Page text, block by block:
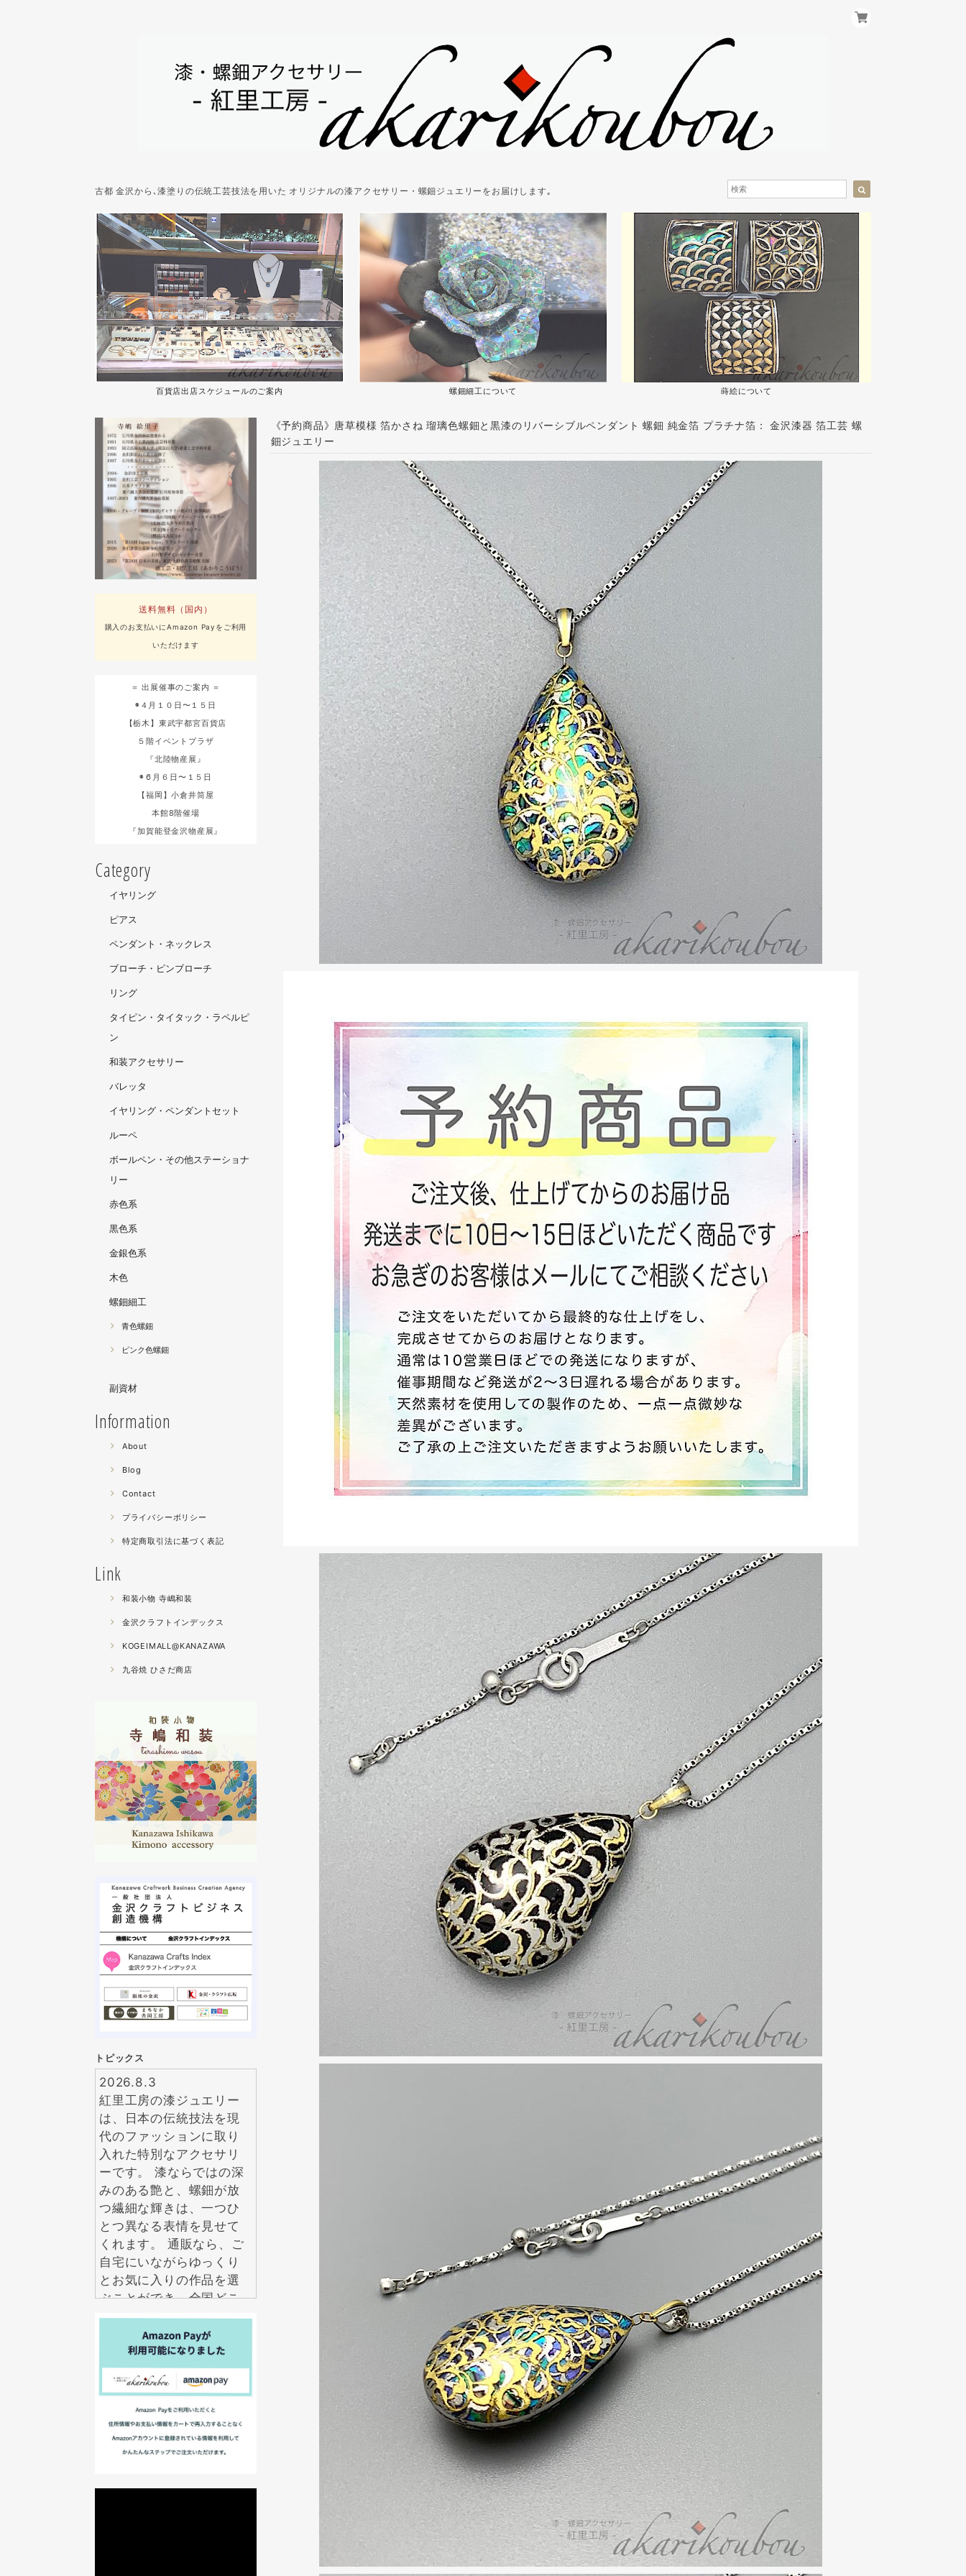
古都 金沢から､漆塗りの伝統工芸技法を用いた オリジナルの漆アクセサリー・螺鈿ジュエリーをお届けします｡
百貨店出店スケジュールのご案内 螺鈿細工について 蒔絵について
送料無料（国内）
購入のお支払いにAmazon Payをご利用
いただけます
＝ 出展催事のご案内 ＝
◉４月１０日〜１５日
【栃木】東武宇都宮百貨店
５階イベントプラザ
『北陸物産展』
◉６月６日〜１５日
【福岡】小倉井筒屋
本館8階催場
『加賀能登金沢物産展』
Category
イヤリング
ピアス
ペンダント・ネックレス
ブローチ・ピンブローチ
リング
タイピン・タイタック・ラペルピ
ン
和装アクセサリー
バレッタ
イヤリング・ペンダントセット
ルーペ
ボールペン・その他ステーショナ
リー
赤色系
黒色系
金銀色系
木色
螺鈿細工
青色螺鈿
ピンク色螺鈿
副資材
Information
About
Blog
Contact
プライバシーポリシー
特定商取引法に基づく表記
Link
和装小物 寺嶋和装
金沢クラフトインデックス
KOGEIMALL@KANAZAWA
九谷焼 ひさだ商店
トピックス
2026.8.3
紅里工房の漆ジュエリー
は、日本の伝統技法を現
代のファッションに取り
入れた特別なアクセサリ
ーです。 漆ならではの深
みのある艶と、螺鈿が放
つ繊細な輝きは、一つひ
とつ異なる表情を見せて
くれます。 通販なら、ご
自宅にいながらゆっくり
とお気に入りの作品を選
ぶことができ、全国どこ
からでも気軽にお求めい
ただけます。
2026.7.29
アクセサリーは数多くあ
りますが、本当に長く大
切にしたいと思えるもの
は意外と多くありませ
《予約商品》唐草模様 箔かさね 瑠璃色螺鈿と黒漆のリバーシブルペンダント 螺鈿 純金箔 プラチナ箔： 金沢漆器 箔工芸 螺
鈿ジュエリー